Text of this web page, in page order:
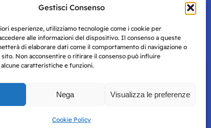
Gestisci Consenso
esperienze, utilizziamo tecnologie come i cookie per
alle informazioni del dispositivo. Il consenso a queste
di elaborare dati come il comportamento di navigazione o
Non acconsentire o ritirare il consenso può influire
caratteristiche e funzioni.
Nega Visualizza le preferenze
Cookie Policy
Policy